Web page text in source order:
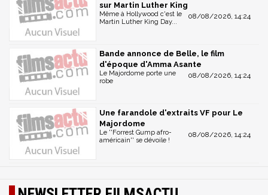
sur Martin Luther King
08/08/2026, 14:24
Même à Hollywood c'est le
Martin Luther King Day...
Bande annonce de Belle, le film
d'époque d'Amma Asante
08/08/2026, 14:24
Le Majordome porte une
robe
Une farandole d'extraits VF pour Le
Majordome
08/08/2026, 14:24
Le ''Forrest Gump afro-
américain'' se dévoile !